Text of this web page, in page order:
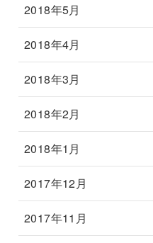
2018年5月
2018年4月
2018年3月
2018年2月
2018年1月
2017年12月
2017年11月